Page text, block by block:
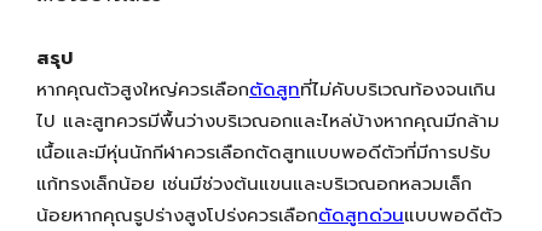
สรุป
หากคุณตัวสูงใหญ่ควรเลือกตัดสูทที่ไม่คับบริเวณท้องจนเกิน
ไป และสูทควรมีพื้นว่างบริเวณอกและไหล่บ้างหากคุณมีกล้าม
เนื้อและมีหุ่นนักกีฬาควรเลือกตัดสูทแบบพอดีตัวที่มีการปรับ
แก้ทรงเล็กน้อย เช่นมีช่วงต้นแขนและบริเวณอกหลวมเล็ก
น้อยหากคุณรูปร่างสูงโปร่งควรเลือกตัดสูทด่วนแบบพอดีตัว